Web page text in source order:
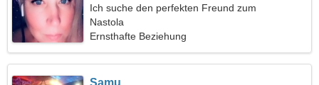
Ich suche den perfekten Freund zum
gemeinsamen Wandern
Nastola
Ernsthafte Beziehung
Samu